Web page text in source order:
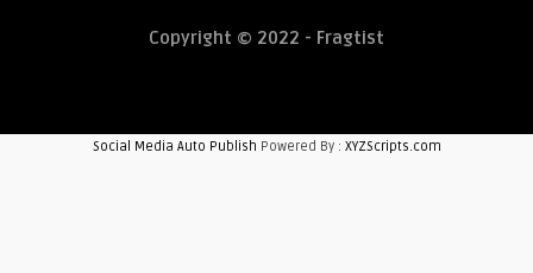
Copyright © 2022 - Fragtist
Social Media Auto Publish Powered By : XYZScripts.com